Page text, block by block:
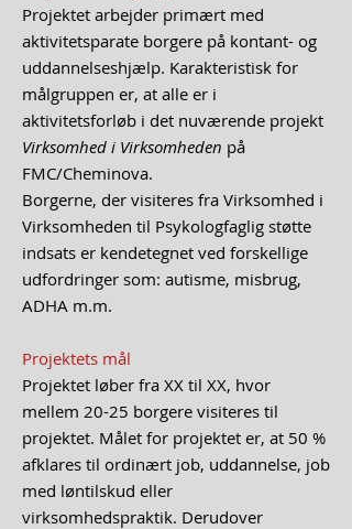
Projektet arbejder primært med
aktivitetsparate borgere på kontant- og
uddannelseshjælp. Karakteristisk for
målgruppen er, at alle er i
aktivitetsforløb i det nuværende projekt
Virksomhed i Virksomheden på
FMC/Cheminova.
Borgerne, der visiteres fra Virksomhed i
Virksomheden til Psykologfaglig støtte
indsats er kendetegnet ved forskellige
udfordringer som: autisme, misbrug,
ADHA m.m.
Projektets mål
Projektet løber fra XX til XX, hvor
mellem 20-25 borgere visiteres til
projektet. Målet for projektet er, at 50 %
afklares til ordinært job, uddannelse, job
med løntilskud eller
virksomhedspraktik. Derudover